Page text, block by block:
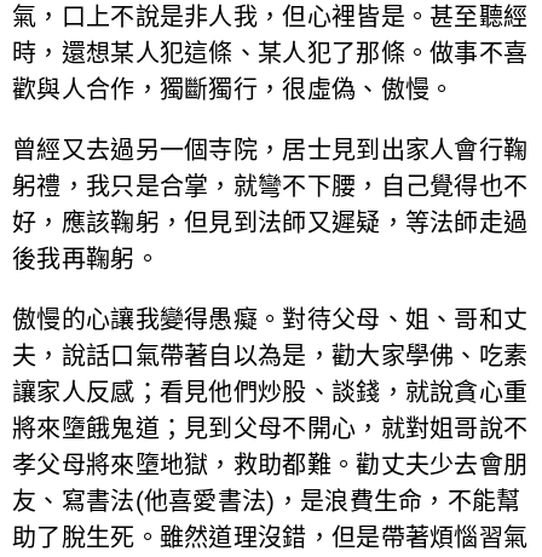
氣，口上不說是非人我，但心裡皆是。甚至聽經
時，還想某人犯這條、某人犯了那條。做事不喜
歡與人合作，獨斷獨行，很虛偽、傲慢。
曾經又去過另一個寺院，居士見到出家人會行鞠
躬禮，我只是合掌，就彎不下腰，自己覺得也不
好，應該鞠躬，但見到法師又遲疑，等法師走過
後我再鞠躬。
傲慢的心讓我變得愚癡。對待父母、姐、哥和丈
夫，說話口氣帶著自以為是，勸大家學佛、吃素
讓家人反感；看見他們炒股、談錢，就說貪心重
將來墮餓鬼道；見到父母不開心，就對姐哥說不
孝父母將來墮地獄，救助都難。勸丈夫少去會朋
友、寫書法(他喜愛書法)，是浪費生命，不能幫
助了脫生死。雖然道理沒錯，但是帶著煩惱習氣